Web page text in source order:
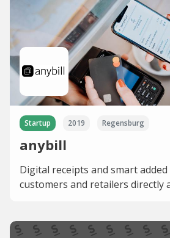
Startup 2019 Regensburg
anybill
Digital receipts and smart
customers and retailers directly